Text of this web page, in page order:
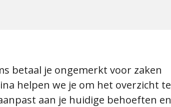
betaal je ongemerkt voor zaken
helpen we je om het overzicht te
aan je huidige behoeften en